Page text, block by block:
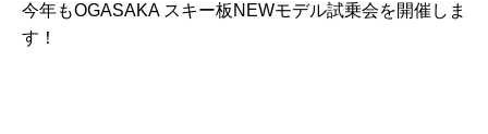
今年もOGASAKA スキー板NEWモデル試乗会を開催しま
す！